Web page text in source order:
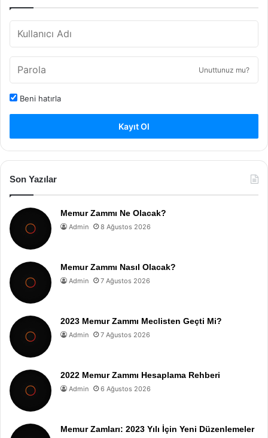
Unuttunuz mu?
Beni hatırla
Kayıt Ol
Son Yazılar
Memur Zammı Ne Olacak?
Admin 8 Ağustos 2026
Memur Zammı Nasıl Olacak?
Admin 7 Ağustos 2026
2023 Memur Zammı Meclisten Geçti Mi?
Admin 7 Ağustos 2026
2022 Memur Zammı Hesaplama Rehberi
Admin 6 Ağustos 2026
Memur Zamları: 2023 Yılı İçin Yeni Düzenlemeler